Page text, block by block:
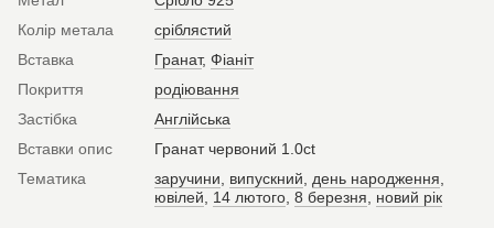
Колір метала
сріблястий
Вставка
Гранат, Фіаніт
Покриття
родіювання
Застібка
Англійська
Вставки опис
Гранат червоний 1.0ct
Тематика
заручини випускний день народження
ювілей
14 лютого 8 березня новий рік